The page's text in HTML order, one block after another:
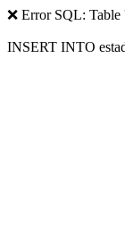
❌ Error SQL: Table
INSERT INTO